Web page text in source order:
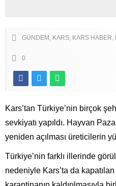
GÜNDEM KARS KARS HABER
0
Kars’tan Türkiye’nin birçok
sevkiyatı yapıldı. Hayvan
yeniden açılması üreticilerin
Türkiye’nin farklı illerinde
nedeniyle Kars’ta da